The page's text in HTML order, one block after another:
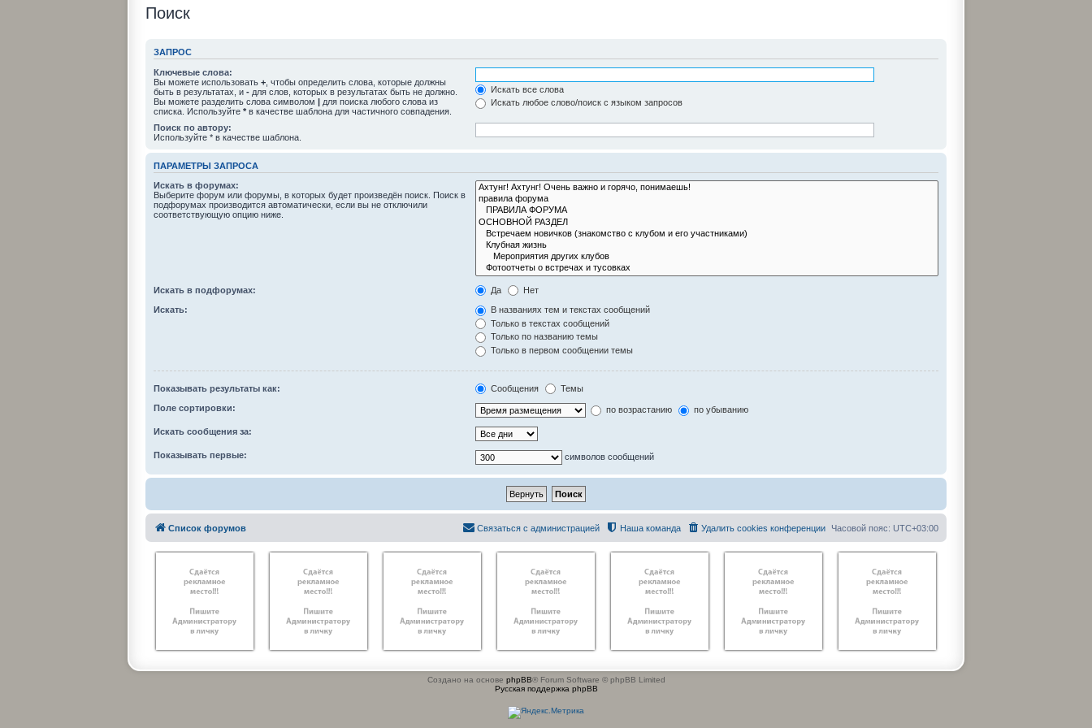
Поиск
ЗАПРОС
Ключевые слова:
Вы можете использовать + , чтобы определить слова, которые должны
быть в результатах, и - для слов, которых в результатах быть не должно.
Вы можете разделить слова символом | для поиска любого слова из
списка. Используйте * в качестве шаблона для частичного совпадения.
Искать все слова
Искать любое слово/поиск с языком запросов
Поиск по автору:
Используйте * в качестве шаблона.
ПАРАМЕТРЫ ЗАПРОСА
Искать в форумах:
Выберите форум или форумы, в которых будет произведён поиск. Поиск в
подфорумах производится автоматически, если вы не отключили
соответствующую опцию ниже.
Искать в подфорумах: Да Нет
Искать:
В названиях тем и текстах сообщений
Только в текстах сообщений
Только по названию темы
Только в первом сообщении темы
Показывать результаты как: Сообщения Темы
Поле сортировки: по возрастанию по убыванию
Искать сообщения за:
Показывать первые: символов сообщений
Список форумов Часовой пояс: UTC+03:00
Удалить cookies конференции
Наша команда
Связаться с администрацией
Создано на основе phpBB® Forum Software © phpBB Limited
Русская поддержка phpBB